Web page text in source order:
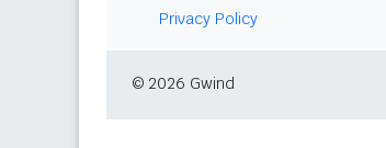
Privacy Policy
© 2026 Gwind